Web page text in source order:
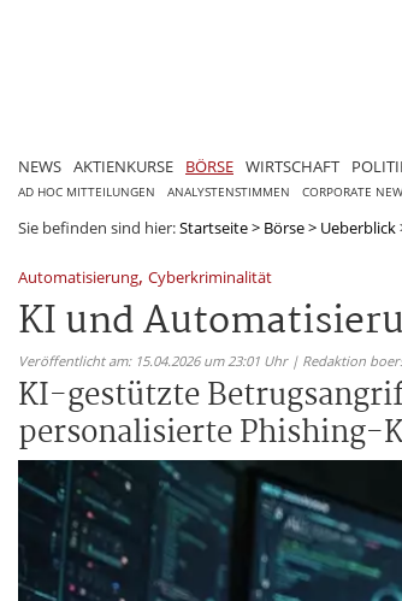
NEWS AKTIENKURSE BÖRSE WIRTSCHAFT
AD HOC MITTEILUNGEN ANALYSTENSTIMMEN CORPORATE
Sie befinden sind hier:Startseite> Börse> Ueberblick
Automatisierung, Cyberkriminalität
KI und
Veröffentlicht am: 15.04.2026 um 23:01 Uhr | Redaktion
KI-gestützte
personalisierte Phishing-